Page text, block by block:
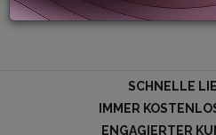
SCHNELLE
IMMER
ENGAGIERTER